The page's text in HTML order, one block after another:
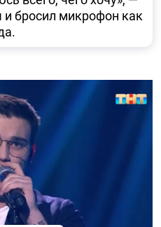
бросил микрофон как